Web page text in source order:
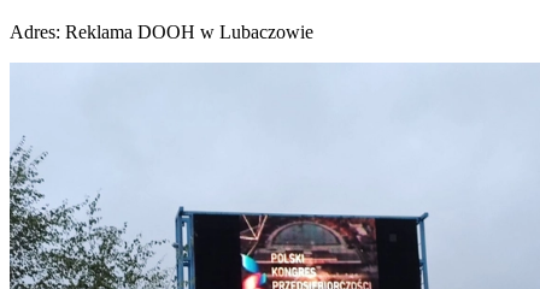
Adres: Reklama DOOH w Lubaczowie